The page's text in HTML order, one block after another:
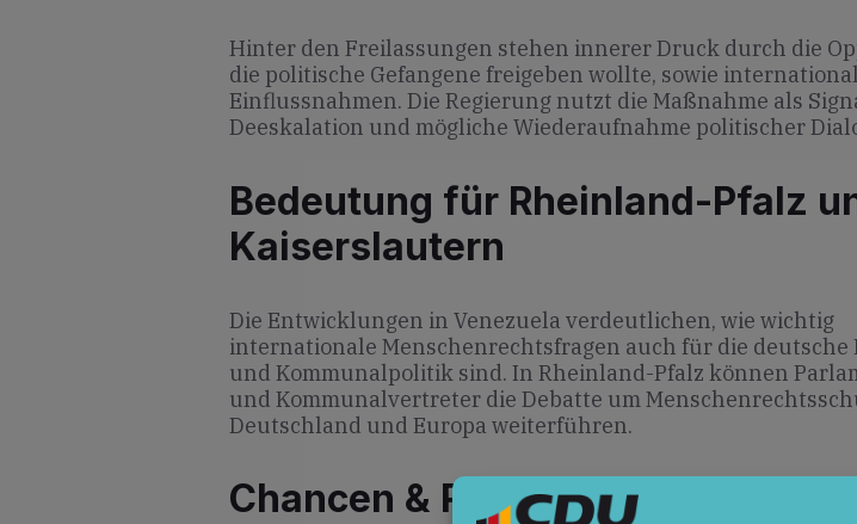
Hinter den Freilassungen stehen innerer Druck durch die
die politische Gefangene freigeben wollte, sowie
Einflussnahmen. Die Regierung nutzt die Maßnahme als
Deeskalation und mögliche Wiederaufnahme politischer
Bedeutung für Rheinland-Pfalz
Kaiserslautern
Die Entwicklungen in Venezuela verdeutlichen, wie wichtig
internationale Menschenrechtsfragen auch für die deutsche
und Kommunalpolitik sind. In Rheinland-Pfalz können
und Kommunalvertreter die Debatte um
Deutschland und Europa weiterführen.
Chancen & Risiken